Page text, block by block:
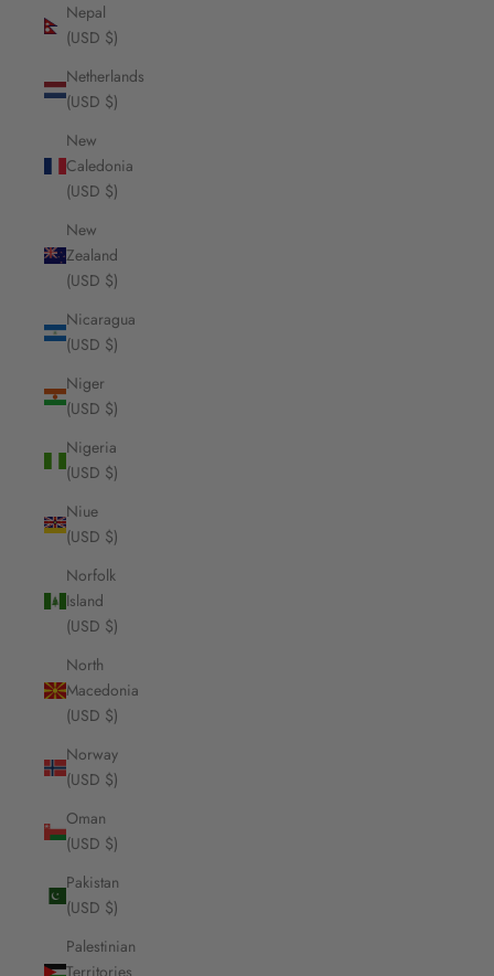
Nepal
(USD $)
Netherlands
(USD $)
New
Caledonia
(USD $)
New
Zealand
(USD $)
Nicaragua
(USD $)
Niger
(USD $)
Nigeria
(USD $)
Niue
(USD $)
Norfolk
Island
(USD $)
North
Macedonia
(USD $)
Norway
(USD $)
Oman
(USD $)
Pakistan
(USD $)
Palestinian